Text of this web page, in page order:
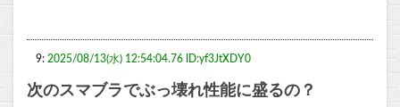
9: 2025/08/13(水) 12:54:04.76 ID:yf3JtXDY0
次のスマブラでぶっ壊れ性能に盛るの？